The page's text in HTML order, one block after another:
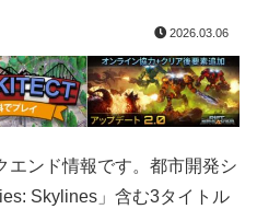
2026.03.06
エンド情報です。都市開発シ
Skylines」含む3タイトル